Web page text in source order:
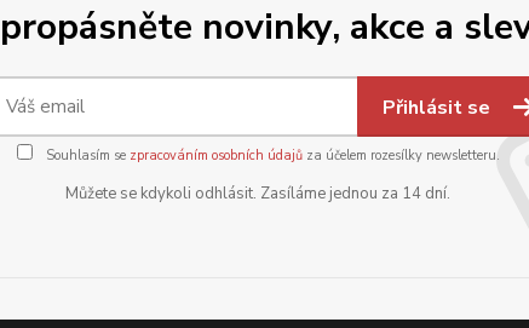
novinky, akce a
Přihlásit se
Souhlasím se zpracováním osobních údajůza účelem rozesílky newsletteru.
Můžete se kdykoli odhlásit. Zasíláme jednou za 14 dní.